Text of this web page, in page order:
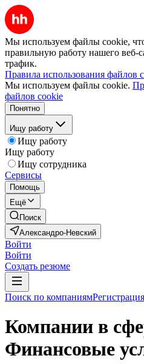
Мы используем файлы cookie,
правильную работу нашего веб-
трафик.
Правила использования файлов
Мы используем файлы cookie.
файлов cookie
Понятно
Ищу работу
Ищу работу
Ищу работу
Ищу сотрудника
Сервисы
Помощь
Ещё
Поиск
Александро-Невский
Войти
Войти
Создать резюме
Поиск по компаниям
Компании в
Финансовые